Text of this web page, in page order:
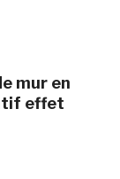
mur en
effet